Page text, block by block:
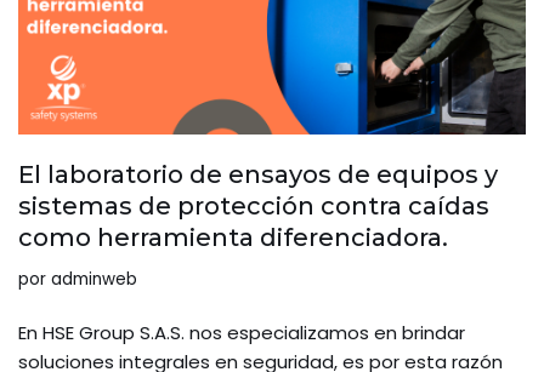
El laboratorio de ensayos de equipos y
sistemas de protección contra caídas
como herramienta diferenciadora.
por adminweb
En HSE Group S.A.S. nos especializamos en brindar
soluciones integrales en seguridad, es por esta razón